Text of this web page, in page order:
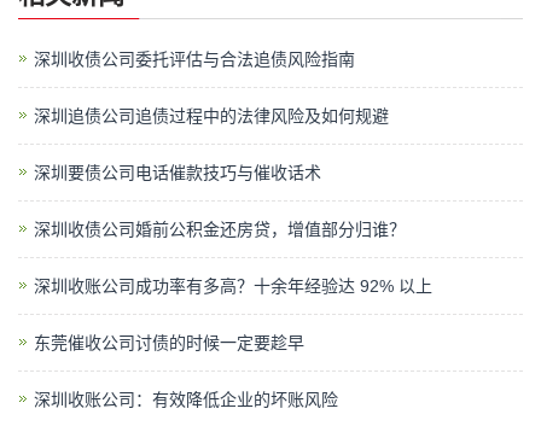
深圳收债公司委托评估与合法追债风险指南
深圳追债公司追债过程中的法律风险及如何规避
深圳要债公司电话催款技巧与催收话术
深圳收债公司婚前公积金还房贷，增值部分归谁？
深圳收账公司成功率有多高？十余年经验达 92% 以上
东莞催收公司讨债的时候一定要趁早
深圳收账公司：有效降低企业的坏账风险